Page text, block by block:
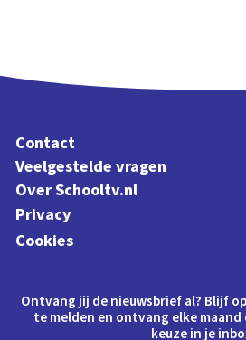
Contact
Veelgestelde vragen
Over Schooltv.nl
Privacy
Cookies
Ontvang jij de nieuwsbrief al? Blijf
te melden en ontvang elke
keuze in je